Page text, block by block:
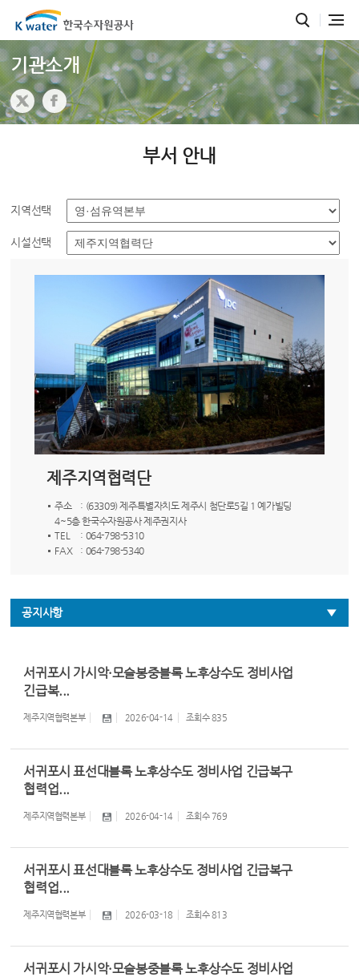
기관소개
부서 안내
지역선택
시설선택
제주지역협력단
주소
: (63309) 제주특별자치도 제주시 첨단로5길 1 예가빌딩
4~5층 한국수자원공사 제주권지사
TEL
: 064-798-5310
FAX
: 064-798-5340
공지사항
서귀포시 가시악·모슬봉중블록 노후상수도 정비사업
긴급복...
제주지역협력본부 2026-04-14 조회수835
서귀포시 표선대블록 노후상수도 정비사업 긴급복구
협력업...
제주지역협력본부 2026-04-14 조회수769
서귀포시 표선대블록 노후상수도 정비사업 긴급복구
협력업...
제주지역협력본부 2026-03-18 조회수813
서귀포시 가시악·모슬봉중블록 노후상수도 정비사업